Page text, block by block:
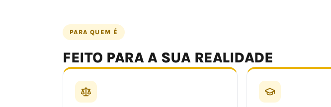
PARA QUEM É
FEITO PARA A SUA REALIDADE